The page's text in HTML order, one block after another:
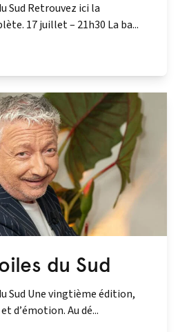
Sud Retrouvez ici la
17 juillet – 21h30 La ba...
du Sud
Sud Une vingtième édition,
d’émotion. Au dé...